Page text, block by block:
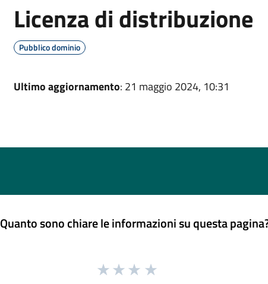
Licenza di distribuzione
Pubblico dominio
Ultimo aggiornamento: 21 maggio 2024, 10:31
Quanto sono chiare le informazioni su questa